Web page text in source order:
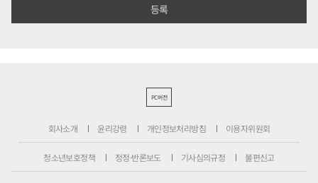
PC버전
회사소개 윤리강령 개인정보처리방침 이용자위원회
청소년보호정책 정정·반론보도 기사심의규정 불편신고